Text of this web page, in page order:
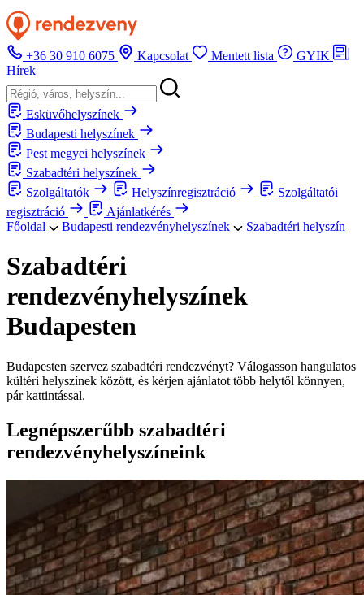
+36 30 910 6075 Kapcsolat Mentett lista
GYIK
Hírek
Esküvőhelyszínek
Budapesti helyszínek
Pest megyei helyszínek
Szabadtéri helyszínek
Szolgáltatók
Helyszínregisztráció
Szolgáltatói
regisztráció
Ajánlatkérés
Főoldal
Budapesti rendezvényhelyszínek Szabadtéri helyszín
Szabadtéri
rendezvényhelyszínek
Budapesten
Budapesten szervez szabadtéri rendezvényt? Válogasson hangulatos
kültéri helyszínek között, és kérjen ajánlatot több helytől könnyen,
pár kattintással.
Legnépszerűbb szabadtéri
rendezvényhelyszíneink